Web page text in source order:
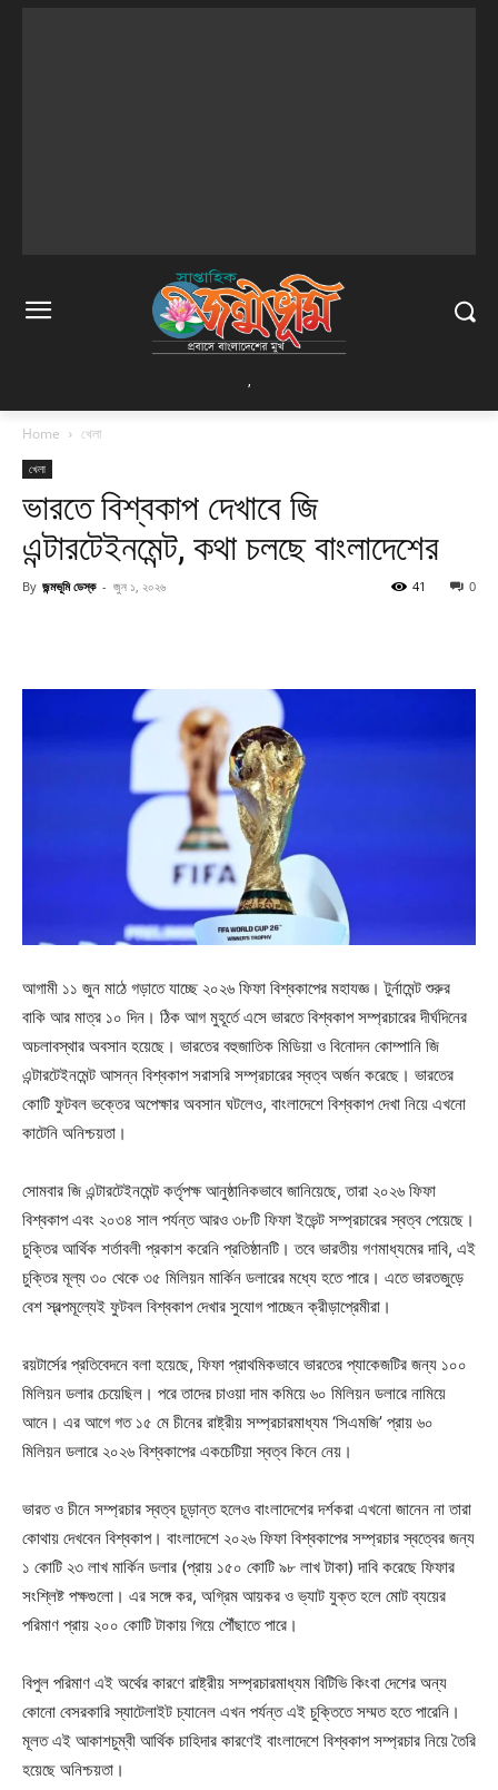
Home খেলা
খেলা
ভারতে বিশ্বকাপ দেখাবে জি
এন্টারটেইনমেন্ট, কথা চলছে বাংলাদেশের
By জন্মভূমি ডেস্ক - জুন ১, ২০২৬ 0
41
আগামী ১১ জুন মাঠে গড়াতে যাচ্ছে ২০২৬ ফিফা বিশ্বকাপের মহাযজ্ঞ। টুর্নামেন্ট শুরুর
বাকি আর মাত্র ১০ দিন। ঠিক আগ মুহূর্তে এসে ভারতে বিশ্বকাপ সম্প্রচারের দীর্ঘদিনের
অচলাবস্থার অবসান হয়েছে। ভারতের বহুজাতিক মিডিয়া ও বিনোদন কোম্পানি জি
এন্টারটেইনমেন্ট আসন্ন বিশ্বকাপ সরাসরি সম্প্রচারের স্বত্ব অর্জন করেছে। ভারতের
কোটি ফুটবল ভক্তের অপেক্ষার অবসান ঘটলেও, বাংলাদেশে বিশ্বকাপ দেখা নিয়ে এখনো
কাটেনি অনিশ্চয়তা।
সোমবার জি এন্টারটেইনমেন্ট কর্তৃপক্ষ আনুষ্ঠানিকভাবে জানিয়েছে, তারা ২০২৬ ফিফা
বিশ্বকাপ এবং ২০৩৪ সাল পর্যন্ত আরও ৩৮টি ফিফা ইভেন্ট সম্প্রচারের স্বত্ব পেয়েছে।
চুক্তির আর্থিক শর্তাবলী প্রকাশ করেনি প্রতিষ্ঠানটি। তবে ভারতীয় গণমাধ্যমের দাবি, এই
চুক্তির মূল্য ৩০ থেকে ৩৫ মিলিয়ন মার্কিন ডলারের মধ্যে হতে পারে। এতে ভারতজুড়ে
বেশ স্বল্পমূল্যেই ফুটবল বিশ্বকাপ দেখার সুযোগ পাচ্ছেন ক্রীড়াপ্রেমীরা।
রয়টার্সের প্রতিবেদনে বলা হয়েছে, ফিফা প্রাথমিকভাবে ভারতের প্যাকেজটির জন্য ১০০
মিলিয়ন ডলার চেয়েছিল। পরে তাদের চাওয়া দাম কমিয়ে ৬০ মিলিয়ন ডলারে নামিয়ে
আনে। এর আগে গত ১৫ মে চীনের রাষ্ট্রীয় সম্প্রচারমাধ্যম ‘সিএমজি’ প্রায় ৬০
মিলিয়ন ডলারে ২০২৬ বিশ্বকাপের একচেটিয়া স্বত্ব কিনে নেয়।
ভারত ও চীনে সম্প্রচার স্বত্ব চূড়ান্ত হলেও বাংলাদেশের দর্শকরা এখনো জানেন না তারা
কোথায় দেখবেন বিশ্বকাপ। বাংলাদেশে ২০২৬ ফিফা বিশ্বকাপের সম্প্রচার স্বত্বের জন্য
১ কোটি ২৩ লাখ মার্কিন ডলার (প্রায় ১৫০ কোটি ৯৮ লাখ টাকা) দাবি করেছে ফিফার
সংশ্লিষ্ট পক্ষগুলো। এর সঙ্গে কর, অগ্রিম আয়কর ও ভ্যাট যুক্ত হলে মোট ব্যয়ের
পরিমাণ প্রায় ২০০ কোটি টাকায় গিয়ে পৌঁছাতে পারে।
বিপুল পরিমাণ এই অর্থের কারণে রাষ্ট্রীয় সম্প্রচারমাধ্যম বিটিভি কিংবা দেশের অন্য
কোনো বেসরকারি স্যাটেলাইট চ্যানেল এখন পর্যন্ত এই চুক্তিতে সম্মত হতে পারেনি।
মূলত এই আকাশচুম্বী আর্থিক চাহিদার কারণেই বাংলাদেশে বিশ্বকাপ সম্প্রচার নিয়ে তৈরি
হয়েছে অনিশ্চয়তা।